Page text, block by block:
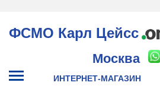
ФСМО Карл Цейсс
Москва
ИНТЕРНЕТ-МАГАЗИН